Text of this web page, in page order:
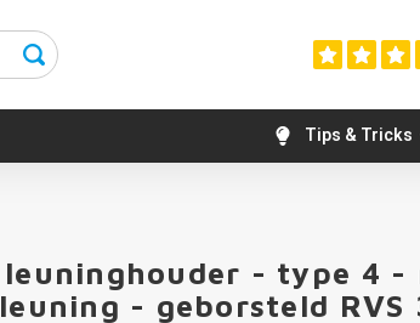
Tips & Tricks
leuninghouder - type 4
- geborsteld RVS